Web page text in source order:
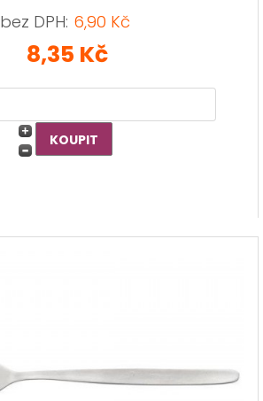
bez DPH: 6,90 Kč
8,35 Kč